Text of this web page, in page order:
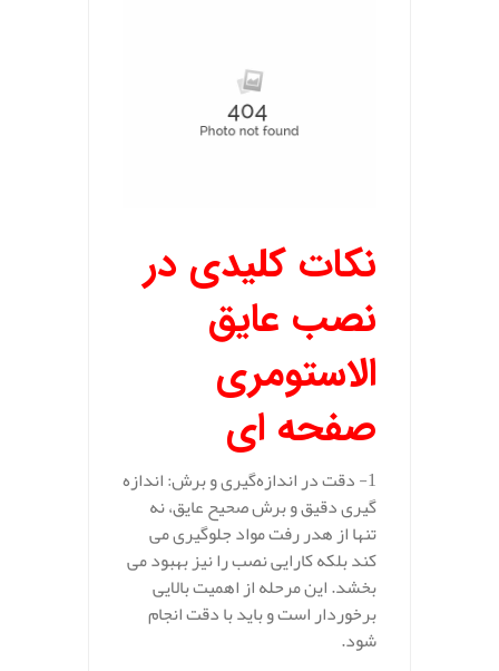
نکات کلیدی در
نصب عایق
الاستومری
صفحه ای
1- دقت در اندازه‌گیری و برش: اندازه‌
گیری دقیق و برش صحیح عایق، نه
تنها از هدر رفت مواد جلوگیری می‌
کند بلکه کارایی نصب را نیز بهبود می‌
بخشد. این مرحله از اهمیت بالایی
برخوردار است و باید با دقت انجام
شود.